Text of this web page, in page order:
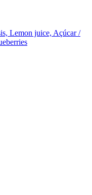
Lemon juice, Açúcar /